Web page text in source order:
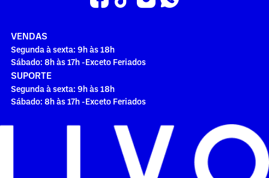
VENDAS
Segunda à sexta: 9h às 18h
Sábado: 8h às 17h -Exceto Feriados
SUPORTE
Segunda à sexta: 9h às 18h
Sábado: 8h às 17h -Exceto Feriados